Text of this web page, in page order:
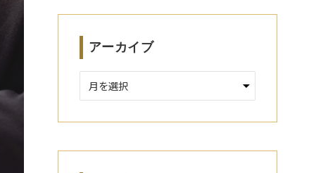
アーカイブ
ー
イ